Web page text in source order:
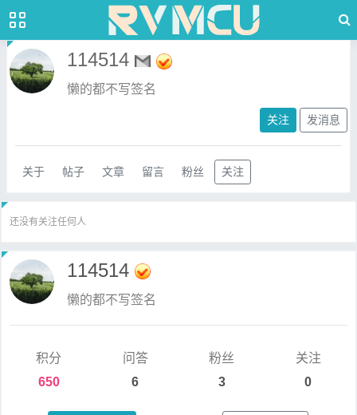
114514
懒的都不写签名
关注 发消息
关于 帖子 文章 留言 粉丝 关注
还没有关注任何人
114514
懒的都不写签名
积分
650
问答
6
粉丝
3
关注
0